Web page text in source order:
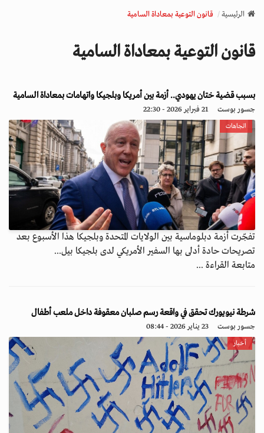
v
a
o
n
الرئيسية قانون التوعية بمعاداة السامية
قانون التوعية بمعاداة السامية
بسبب قضية ختان يهودي.. أزمة بين أمريكا وبلجيكا واتهامات بمعاداة السامية
جسور بوست 21 فبراير 2026 - 22:30
اتجاهات
تفجّرت أزمة دبلوماسية بين الولايات المتحدة وبلجيكا هذا الأسبوع بعد
تصريحات حادة أدلى بها السفير الأمريكي لدى بلجيكا بيل...
متابعة القراءة ...
شرطة نيويورك تحقق في واقعة رسم صلبان معقوفة داخل ملعب أطفال
جسور بوست 23 يناير 2026 - 08:44
أخبار